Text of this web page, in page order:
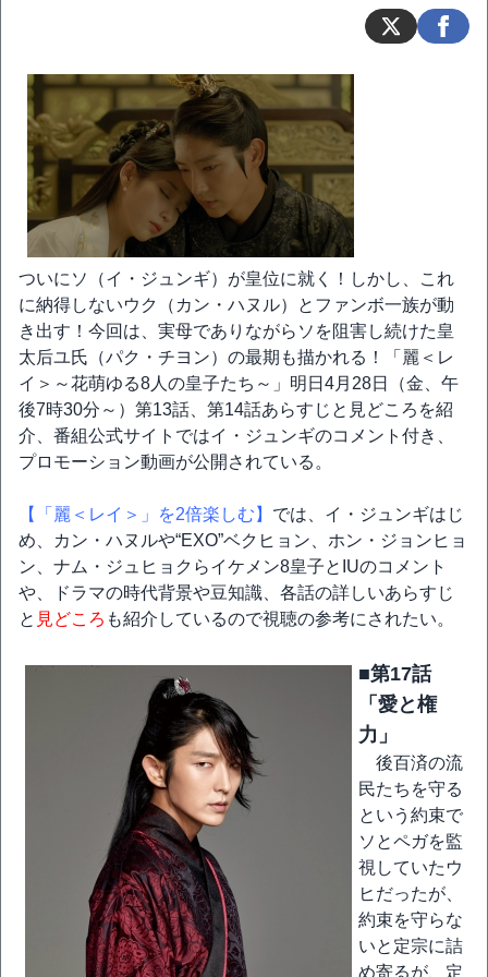
ついにソ（イ・ジュンギ）が皇位に就く！しかし、これ
に納得しないウク（カン・ハヌル）とファンボ一族が動
き出す！今回は、実母でありながらソを阻害し続けた皇
太后ユ氏（パク・チヨン）の最期も描かれる！「麗＜レ
イ＞～花萌ゆる8人の皇子たち～」明日4月28日（金、午
後7時30分～）第13話、第14話あらすじと見どころを紹
介、番組公式サイトではイ・ジュンギのコメント付き、
プロモーション動画が公開されている。
【「麗＜レイ＞」を2倍楽しむ】 では、イ・ジュンギはじ
め、カン・ハヌルや“EXO”ベクヒョン、ホン・ジョンヒョ
ン、ナム・ジュヒョクらイケメン8皇子とIUのコメント
や、ドラマの時代背景や豆知識、各話の詳しいあらすじ
と 見どころ も紹介しているので視聴の参考にされたい。
■第17話
「愛と権
力」
後百済の流
民たちを守る
という約束で
ソとペガを監
視していたウ
ヒだったが、
約束を守らな
いと定宗に詰
め寄るが、定